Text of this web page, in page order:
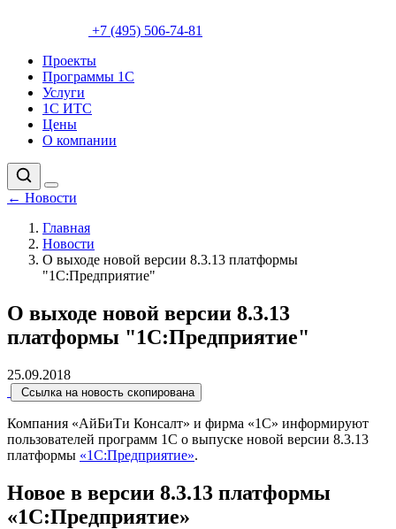
+7 (495) 506-74-81
Проекты
Программы 1С
Услуги
1С ИТС
Цены
О компании
← Новости
Главная
Новости
О выходе новой версии 8.3.13 платформы
"1С:Предприятие"
О выходе новой версии 8.3.13
платформы "1С:Предприятие"
25.09.2018
Ссылка на новость скопирована
Компания «АйБиТи Консалт» и фирма «1С» информируют
пользователей программ 1С о выпуске новой версии 8.3.13
платформы «1С:Предприятие».
Новое в версии 8.3.13 платформы
«1С:Предприятие»